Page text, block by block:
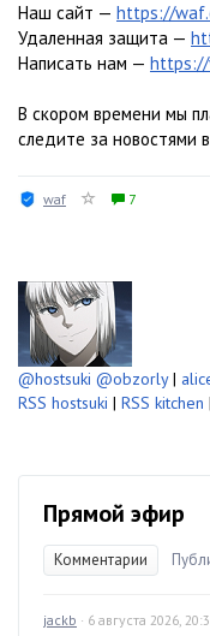
Наш сайт — https://
Удаленная защита —
Написать нам — https://
В скором времени мы
следите за новостями
waf 7
@hostsuki @obzorly|
RSS hostsuki | RSS kitchen |
Прямой эфир
Комментарии
jackb · 6 августа 2026,